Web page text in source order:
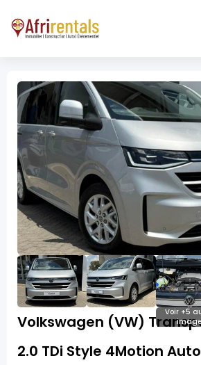
Voir +5
Volkswagen (VW)
2.0 TDi Style 4Motion